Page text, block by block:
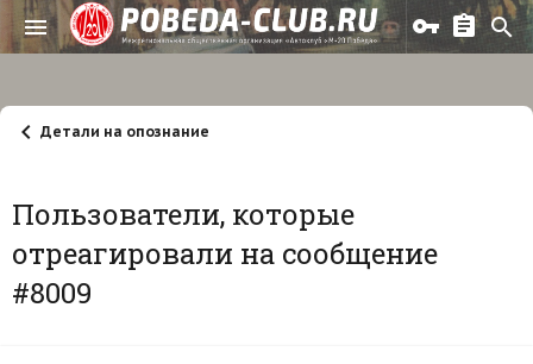
Детали на опознание
Пользователи, которые
отреагировали на сообщение
#8009